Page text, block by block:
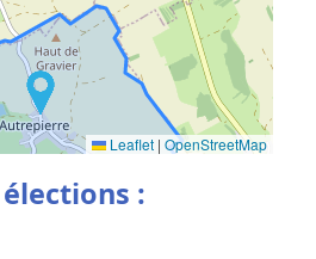
Leaflet | OpenStreetMap
: